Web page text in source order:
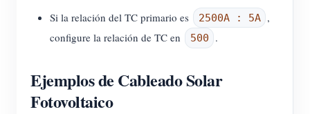
Si la relación del TC primario es 2500A : 5A ,
configure la relación de TC en
500 .
Ejemplos de Cableado Solar
Fotovoltaico